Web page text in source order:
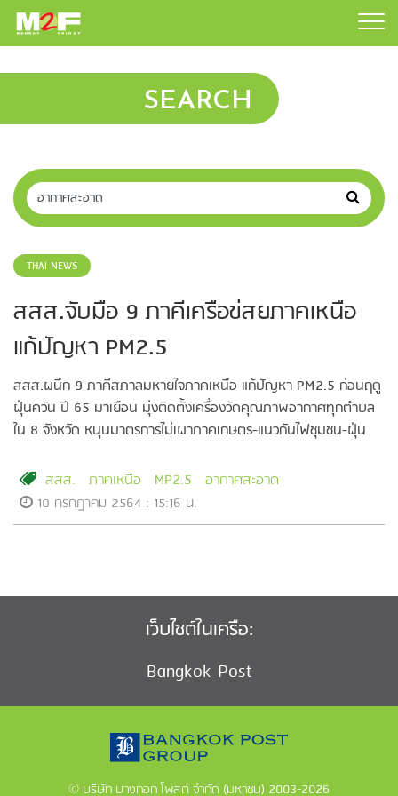
SEARCH
THAI NEWS
สสส.จับมือ 9 ภาคีเครือข่สยภาคเหนือ
แก้ปัญหา PM2.5
สสส.ผนึก 9 ภาคีสภาลมหายใจภาคเหนือ แก้ปัญหา PM2.5 ก่อนฤดู
ฝุ่นควัน ปี 65 มาเยือน มุ่งติดตั้งเครื่องวัดคุณภาพอากาศทุกตำบล
ใน 8 จังหวัด หนุนมาตรการไม่เผาภาคเกษตร-แนวกันไฟชุมชน-ฝุ่น
สสส. ภาคเหนือ MP2.5 อากาศสะอาด
10 กรกฎาคม 2564 : 15:16 น.
เว็บไซต์ในเครือ:
Bangkok Post
© บริษัท บางกอก โพสต์ จำกัด (มหาชน) 2003-2026